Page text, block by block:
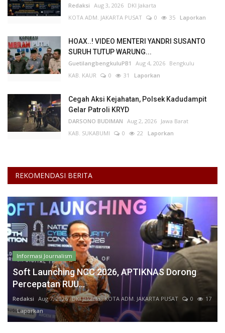
Redaksi Aug 3, 2026 DKI Jakarta
KOTA ADM. JAKARTA PUSAT
0 35 Laporkan
HOAX..! VIDEO MENTERI YANDRI SUSANTO
SURUH TUTUP WARUNG...
GuetilangbengkuluPB1 Aug 4, 2026 Bengkulu
KAB. KAUR
0 31 Laporkan
Cegah Aksi Kejahatan, Polsek Kadudampit
Gelar Patroli KRYD
DARSONO BUDIMAN Aug 2, 2026 Jawa Barat
KAB. SUKABUMI
0 22 Laporkan
REKOMENDASI BERITA
Informasi Journalism
Soft Launching NCC 2026, APTIKNAS Dorong
Percepatan RUU...
Redaksi Aug 7, 2026 DKI Jakarta KOTA ADM. JAKARTA PUSAT 0
17
Laporkan